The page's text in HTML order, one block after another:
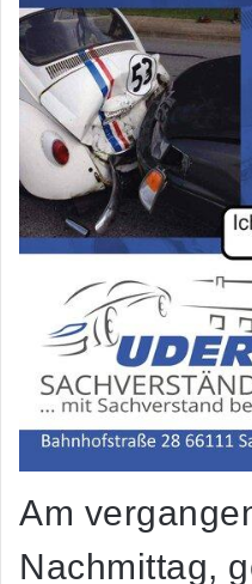
Am
Nachmittag,